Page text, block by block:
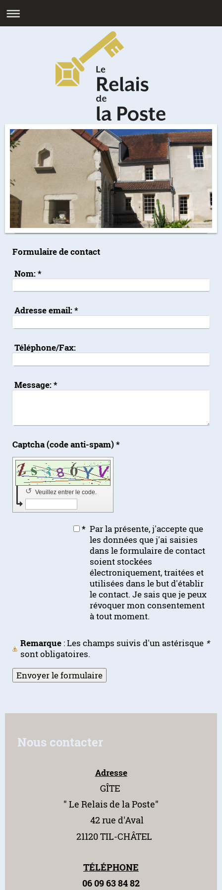
Formulaire de contact
Nom:*
Adresse email:*
Téléphone/Fax:
Message:*
Captcha (code anti-spam) *
Veuillez entrer le code.
↺
* Par la présente, j'accepte que
les données que j'ai saisies
dans le formulaire de contact
soient stockées
électroniquement, traitées et
utilisées dans le but d'établir
le contact. Je sais que je peux
révoquer mon consentement
à tout moment.
Remarque : Les champs suivis d'un astérisque *
sont obligatoires.
Nous contacter
Adresse
GÎTE
" Le Relaisde la Poste"
42 rue d'Aval
21120 TIL-CHÂTEL
TÉLÉPHONE
06 09 63 84 82